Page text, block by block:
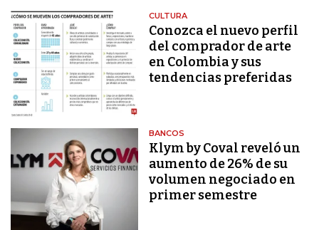
CULTURA
Conozca el nuevo perfil
del comprador de arte
en Colombia y sus
tendencias preferidas
BANCOS
Klym by Coval reveló un
aumento de 26% de su
volumen negociado en
primer semestre